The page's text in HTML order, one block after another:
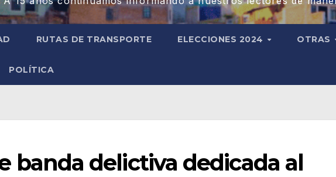
RUTAS DE TRANSPORTE ELECCIONES 2024 OTRAS
POLÍTICA
banda delictiva dedicada al